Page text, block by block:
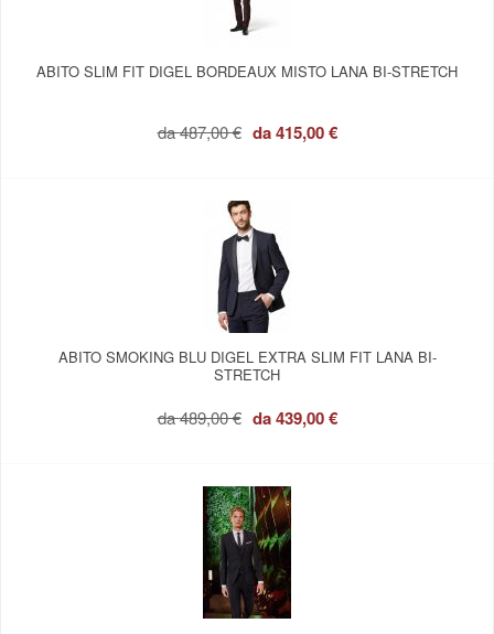
ABITO SLIM FIT DIGEL BORDEAUX MISTO LANA BI-STRETCH
da487,00 € da415,00 €
ABITO SMOKING BLU DIGEL EXTRA SLIM FIT LANA BI-
STRETCH
da489,00 € da439,00 €